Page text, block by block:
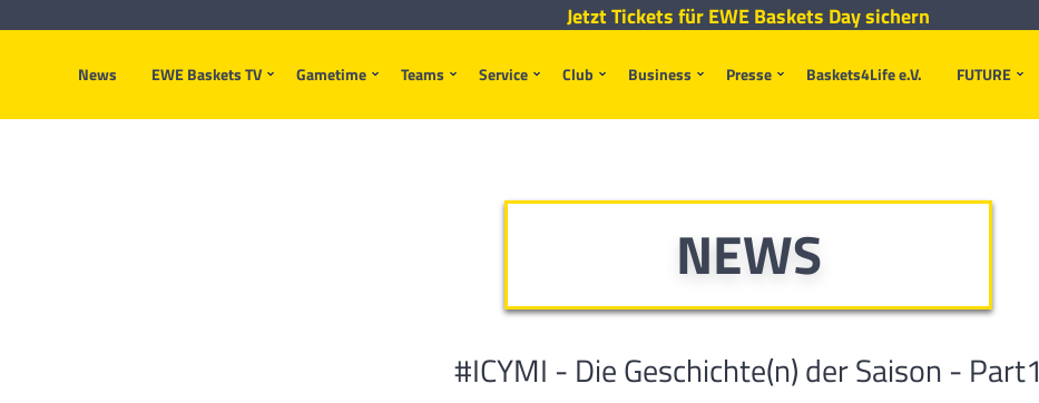
News EWE Baskets TV Gametime Teams Service Club Business Presse Baskets4Life e.V. FUTURE
Jetzt Tickets für EWE Baskets Day sichern
NEWS
#ICYMI - Die Geschichte(n) der Saison - Part1